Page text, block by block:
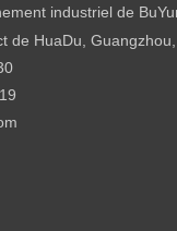
industriel de
de HuaDu,